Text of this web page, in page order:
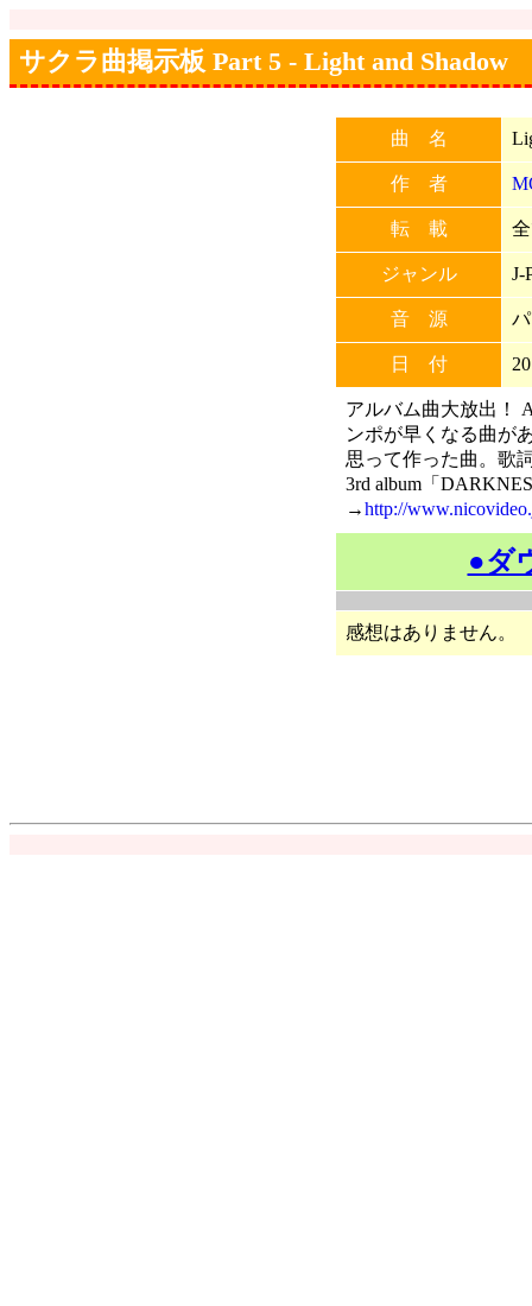
サクラ曲掲示板 Part 5 - Light and Shadow
曲 名
作 者
転 載
ジャンル J-
音 源
日 付
アルバム曲大放出！
ンポが早くなる曲が
思って作った曲。歌
3rd album「
→http://
●ダ
感想はありません。